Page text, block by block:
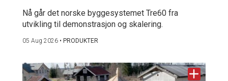
Nå går det norske byggesystemet Tre60 fra
utvikling til demonstrasjon og skalering.
05 Aug 2026 • PRODUKTER